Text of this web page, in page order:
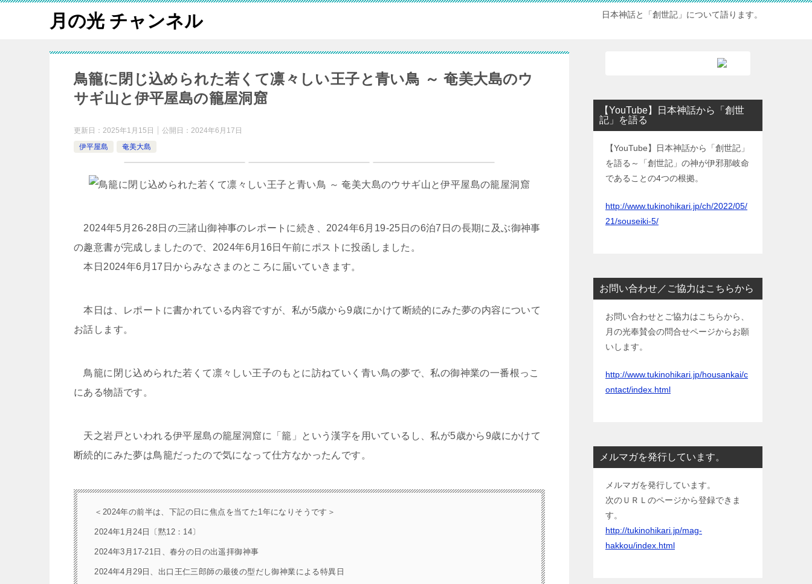
月の光 チャンネル 日本神話と「創世記」について語ります。
鳥籠に閉じ込められた若くて凛々しい王子と青い鳥 ～ 奄美大島のウ
サギ山と伊平屋島の籠屋洞窟
更新日： 2025年1月15日 公開日： 2024年6月17日
伊平屋島
奄美大島
2024年5月26-28日の三諸山御神事のレポートに続き、2024年6月19-25日の6泊7日の長期に及ぶ御神事
の趣意書が完成しましたので、2024年6月16日午前にポストに投函しました。
本日2024年6月17日からみなさまのところに届いていきます。
本日は、レポートに書かれている内容ですが、私が5歳から9歳にかけて断続的にみた夢の内容について
お話します。
鳥籠に閉じ込められた若くて凛々しい王子のもとに訪ねていく青い鳥の夢で、私の御神業の一番根っこ
にある物語です。
天之岩戸といわれる伊平屋島の籠屋洞窟に「籠」という漢字を用いているし、私が5歳から9歳にかけて
断続的にみた夢は鳥籠だったので気になって仕方なかったんです。
＜2024年の前半は、下記の日に焦点を当てた1年になりそうです＞
2024年1月24日〔黙12：14〕
2024年3月17-21日、春分の日の出遥拝御神事
2024年4月29日、出口王仁三郎師の最後の型だし御神業による特異日
【YouTube】日本神話から「創世
記」を語る
【YouTube】日本神話から「創世記」
を語る～「創世記」の神が伊邪那岐命
であることの4つの根拠。
http://www.tukinohikari.jp/ch/2022/05/
21/souseiki-5/
お問い合わせ／ご協力はこちらから
お問い合わせとご協力はこちらから、
月の光奉賛会の問合せページからお願
いします。
http://www.tukinohikari.jp/housankai/c
ontact/index.html
メルマガを発行しています。
メルマガを発行しています。
次のＵＲＬのページから登録できま
す。
http://tukinohikari.jp/mag-
hakkou/index.html